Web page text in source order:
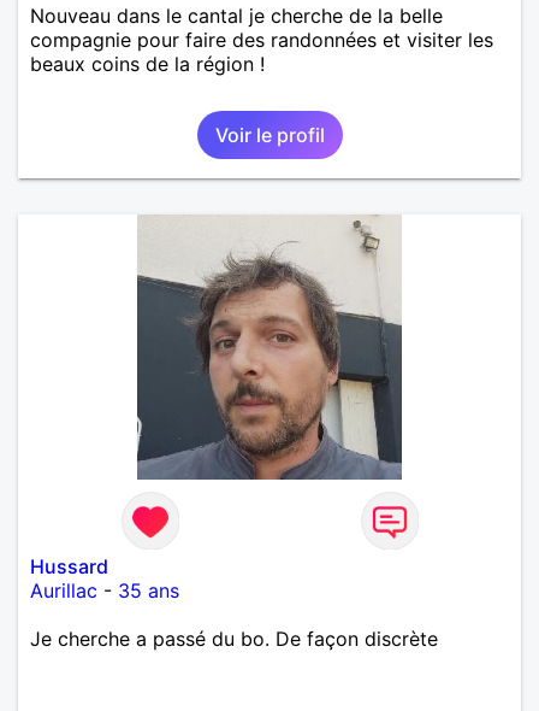
Nouveau dans le cantal je cherche de la belle
compagnie pour faire des randonnées et visiter les
beaux coins de la région !
Voir le profil
Hussard
Aurillac - 35 ans
Je cherche a passé du bo. De façon discrète